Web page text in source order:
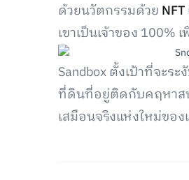
ด้วยนวัตกรรมด้วย NFT
เขาเป็นเจ้าของ 100%
Sandbox ตั้งเป้าที่จะร
ที่ดินที่อยู่ติดกับคฤหาสน์
เสมือนจริงแห่งใหม่ขอ